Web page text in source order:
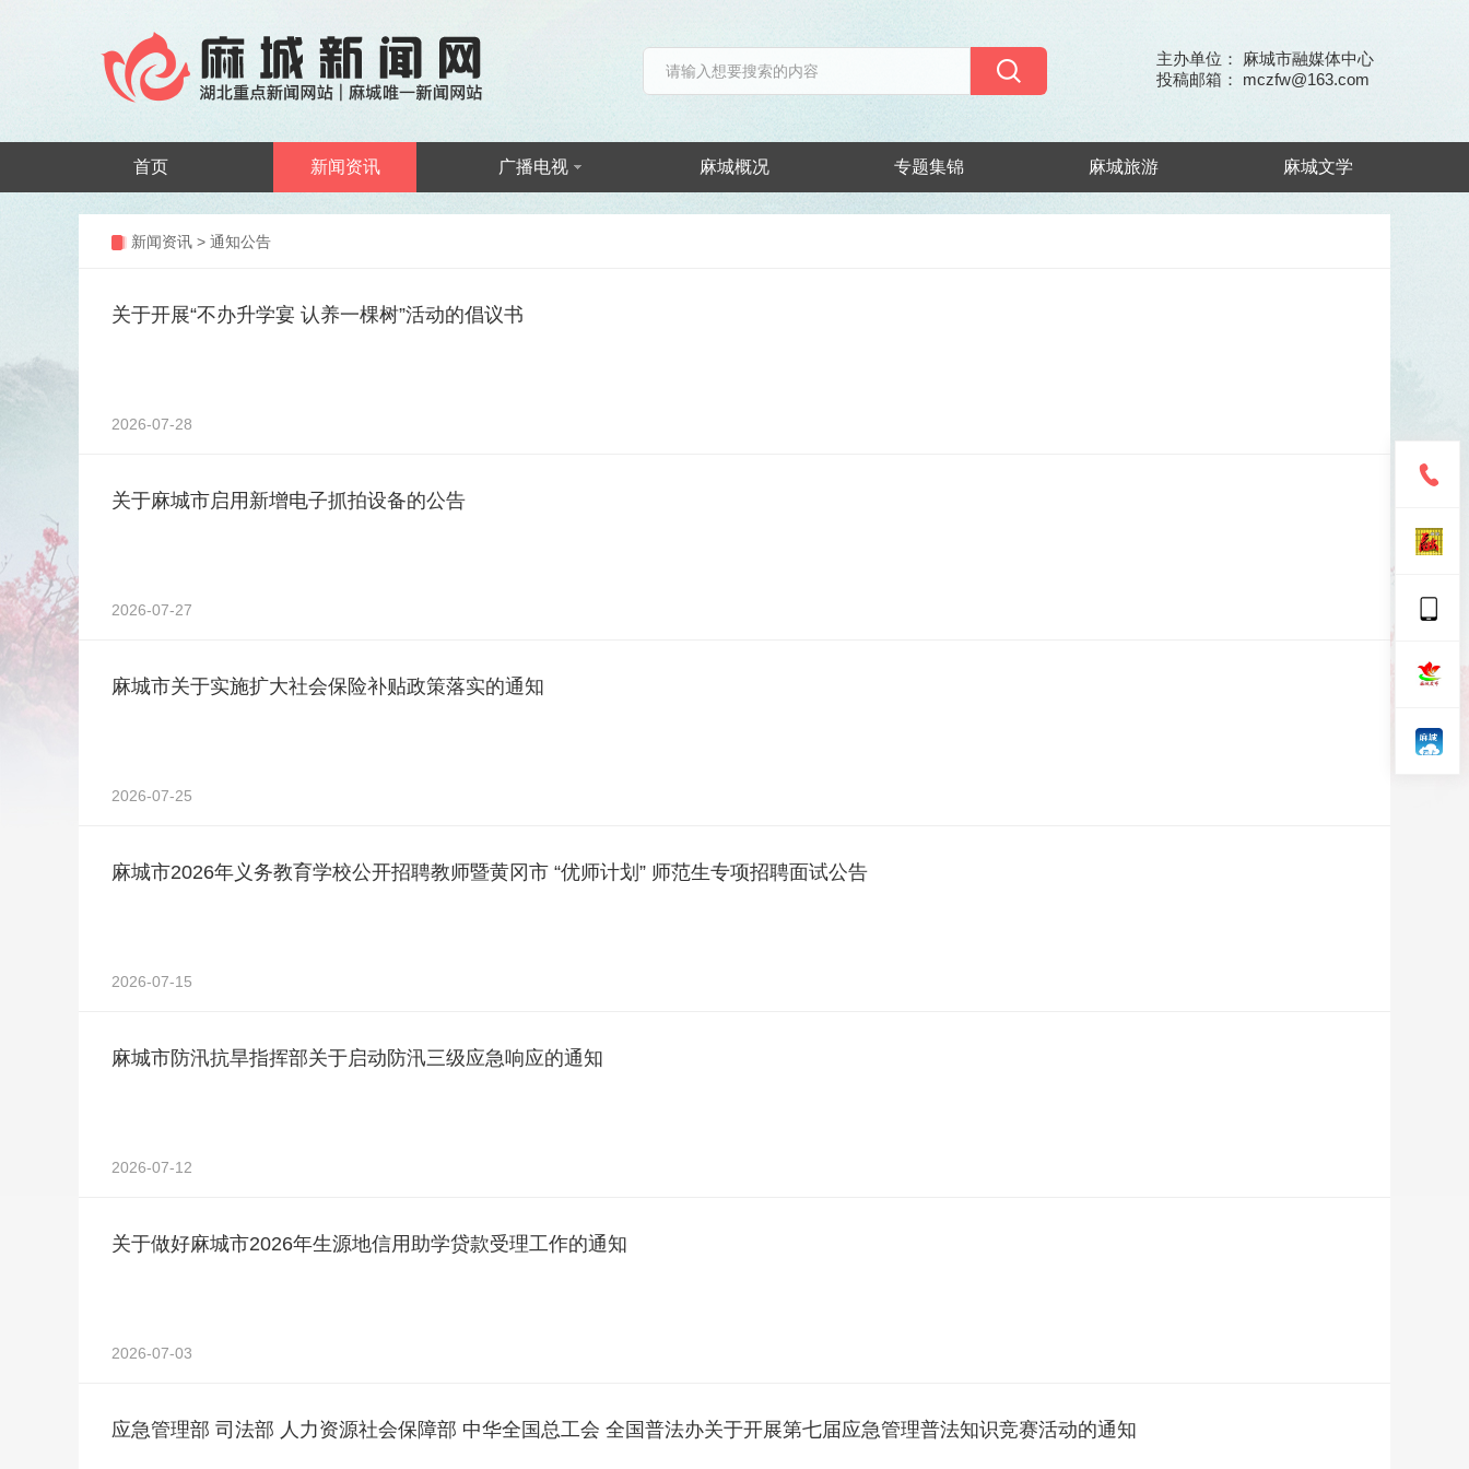
主办单位： 麻城市融媒体中心
投稿邮箱： mczfw@163.com
首页 新闻资讯 广播电视 麻城概况 专题集锦 麻城旅游 麻城文学
新闻资讯 > 通知公告
关于开展“不办升学宴 认养一棵树”活动的倡议书
2026-07-28
关于麻城市启用新增电子抓拍设备的公告
2026-07-27
麻城市关于实施扩大社会保险补贴政策落实的通知
2026-07-25
麻城市2026年义务教育学校公开招聘教师暨黄冈市 “优师计划” 师范生专项招聘面试公告
2026-07-15
麻城市防汛抗旱指挥部关于启动防汛三级应急响应的通知
2026-07-12
关于做好麻城市2026年生源地信用助学贷款受理工作的通知
2026-07-03
应急管理部 司法部 人力资源社会保障部 中华全国总工会 全国普法办关于开展第七届应急管理普法知识竞赛活动的通知